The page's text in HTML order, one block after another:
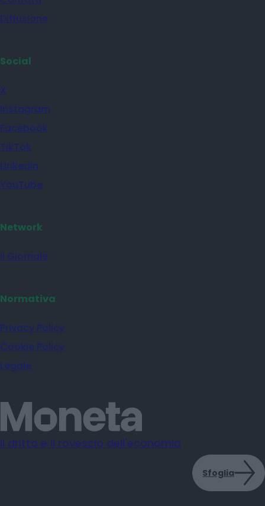
Diffusione
Social
X
Instagram
Facebook
TikTok
Linkedin
YouTube
Network
il Giornale
Normativa
Privacy Policy
Cookie Policy
Legale
Il dritto e il rovescio dell'economia
Sfoglia